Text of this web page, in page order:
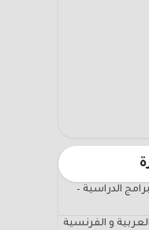
الدراسية –
و الفرنسية